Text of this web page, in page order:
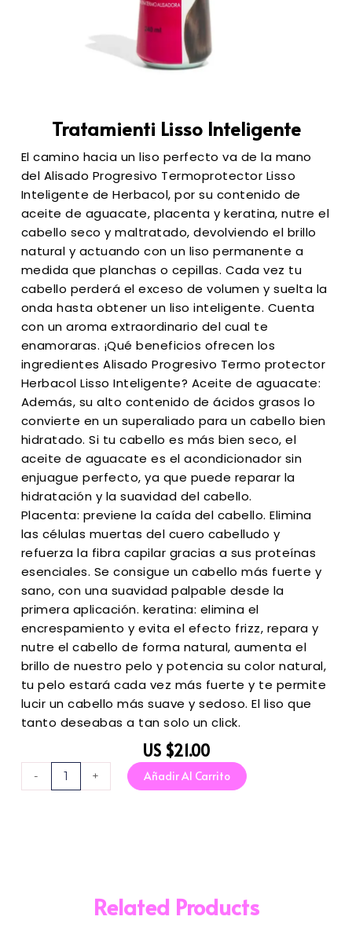
Tratamienti Lisso Inteligente
El camino hacia un liso perfecto va de la mano
del Alisado Progresivo Termoprotector Lisso
Inteligente de Herbacol, por su contenido de
aceite de aguacate, placenta y keratina, nutre el
cabello seco y maltratado, devolviendo el brillo
natural y actuando con un liso permanente a
medida que planchas o cepillas. Cada vez tu
cabello perderá el exceso de volumen y suelta la
onda hasta obtener un liso inteligente. Cuenta
con un aroma extraordinario del cual te
enamoraras. ¡Qué beneficios ofrecen los
ingredientes Alisado Progresivo Termo protector
Herbacol Lisso Inteligente? Aceite de aguacate:
Además, su alto contenido de ácidos grasos lo
convierte en un superaliado para un cabello bien
hidratado. Si tu cabello es más bien seco, el
aceite de aguacate es el acondicionador sin
enjuague perfecto, ya que puede reparar la
hidratación y la suavidad del cabello.
Placenta: previene la caída del cabello. Elimina
las células muertas del cuero cabelludo y
refuerza la fibra capilar gracias a sus proteínas
esenciales. Se consigue un cabello más fuerte y
sano, con una suavidad palpable desde la
primera aplicación. keratina: elimina el
encrespamiento y evita el efecto frizz, repara y
nutre el cabello de forma natural, aumenta el
brillo de nuestro pelo y potencia su color natural,
tu pelo estará cada vez más fuerte y te permite
lucir un cabello más suave y sedoso. El liso que
tanto deseabas a tan solo un click.
US $21.00
-
Tratamienti
Lisso
+ Añadir Al Carrito
Related Products